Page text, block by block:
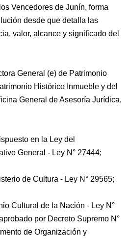
Vencedores de Junín, forma
desde que detalla las
valor, alcance y significado del
General (e) de Patrimonio
Histórico Inmueble y del
General de Asesoría Jurídica,
en la Ley del
General - Ley N° 27444;
de Cultura - Ley N° 29565;
Cultural de la Nación - Ley N°
por Decreto Supremo N°
de Organización y